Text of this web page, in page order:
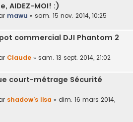
AIDEZ-MOI! :)
mawu « sam. 15 nov. 2014, 10:25
commercial DJI Phantom 2
Claude « sam. 13 sept. 2014, 21:02
court-métrage Sécurité
shadow's lisa « dim. 16 mars 2014,